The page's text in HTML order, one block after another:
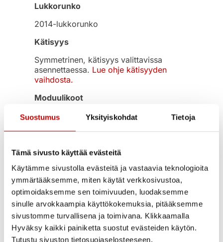
Suostumus Yksityiskohdat Tietoja
Tämä sivusto käyttää evästeitä
Käytämme sivustolla evästeitä ja vastaavia teknologioita
ymmärtääksemme, miten käytät verkkosivustoa,
optimoidaksemme sen toimivuuden, luodaksemme
sinulle arvokkaampia käyttökokemuksia, pitääksemme
sivustomme turvallisena ja toimivana. Klikkaamalla
Hyväksy kaikki painiketta suostut evästeiden käytön.
Tutustu sivuston tietosuojaselosteeseen.
Lukkorunko
2014-lukkorunko
Kätisyys
Symmetrinen, kätisyys valittavissa
asennettaessa. Lue ohje kätisyyden
vaihdosta.
Moduulikoot
7×21
Takuu
II-laatuinen poistotuote, ei takuuta
Luotettavuus
Avainlipputuote – Valmistettu Suomessa |
PEFC™-sertifioitu – puuraaka-aine
peräisin vastuullisesti hoidetusta
metsästä. | Rakennustieto M1
päästöluokitus.